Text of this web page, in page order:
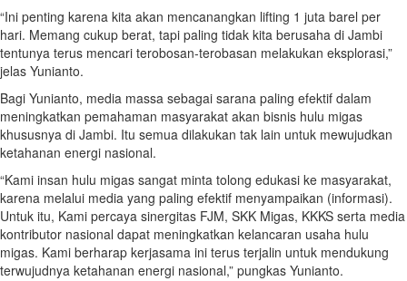
“Ini penting karena kita akan mencanangkan lifting 1 juta barel per
hari. Memang cukup berat, tapi paling tidak kita berusaha di Jambi
tentunya terus mencari terobosan-terobasan melakukan eksplorasi,”
jelas Yunianto.
Bagi Yunianto, media massa sebagai sarana paling efektif dalam
meningkatkan pemahaman masyarakat akan bisnis hulu migas
khususnya di Jambi. Itu semua dilakukan tak lain untuk mewujudkan
ketahanan energi nasional.
“Kami insan hulu migas sangat minta tolong edukasi ke masyarakat,
karena melalui media yang paling efektif menyampaikan (informasi).
Untuk itu, Kami percaya sinergitas FJM, SKK Migas, KKKS serta media
kontributor nasional dapat meningkatkan kelancaran usaha hulu
migas. Kami berharap kerjasama ini terus terjalin untuk mendukung
terwujudnya ketahanan energi nasional,” pungkas Yunianto.